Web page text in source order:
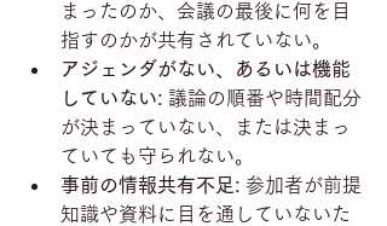
まったのか、会議の最後に何を目
指すのかが共有されていない。
アジェンダがない、あるいは機能
していない: 議論の順番や時間配分
が決まっていない、または決まっ
ていても守られない。
事前の情報共有不足: 参加者が前提
知識や資料に目を通していないた